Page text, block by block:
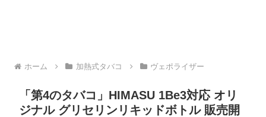
ホーム 加熱式タバコ ヴェポライザー
「第4のタバコ」HIMASU 1Be3対応 オリ
ジナル グリセリンリキッドボトル 販売開